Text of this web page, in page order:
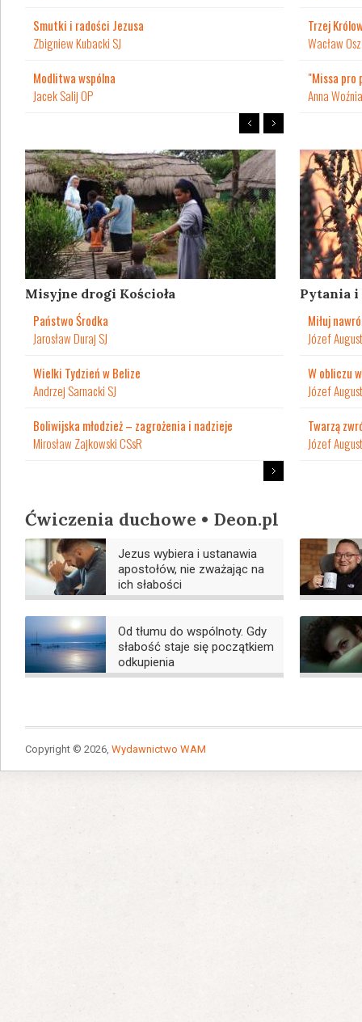
Smutki i radości Jezusa
Zbigniew Kubacki SJ
Modlitwa wspólna
Jacek Salij OP
Trzej
Wacław
"Missa pro
Anna
Misyjne drogi Kościoła
Państwo Środka
Jarosław Duraj SJ
Wielki Tydzień w Belize
Andrzej Sarnacki SJ
Boliwijska młodzież – zagrożenia i nadzieje
Mirosław Zajkowski CSsR
Pytania
Miłuj
Józef
W obliczu
Józef
Twarzą
Józef
Ćwiczenia duchowe • Deon.pl
Jezus wybiera i ustanawia
apostołów, nie zważając na
ich słabości
Od tłumu do wspólnoty. Gdy
słabość staje się początkiem
odkupienia
Copyright © 2026, Wydawnictwo WAM